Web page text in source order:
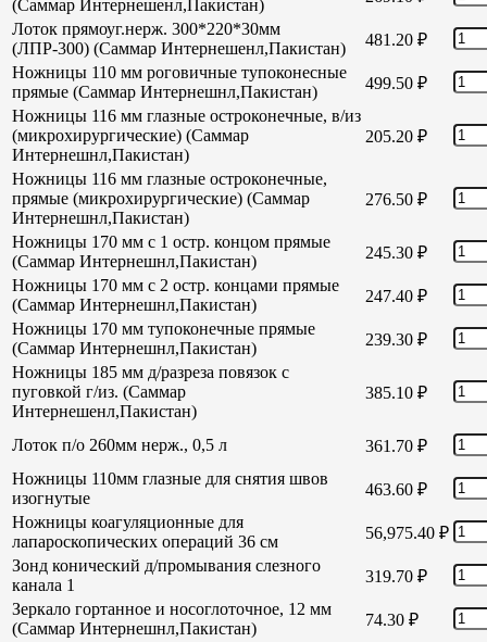
(Саммар Интернешенл,Пакистан)
Лоток прямоуг.нерж. 300*220*30мм
(ЛПР-300) (Саммар Интернешенл,Пакистан)
481.20 ₽
Ножницы 110 мм роговичные тупоконесные
прямые (Саммар Интернешнл,Пакистан)
499.50 ₽
Ножницы 116 мм глазные остроконечные, в/из
(микрохирургические) (Саммар
Интернешнл,Пакистан)
205.20 ₽
Ножницы 116 мм глазные остроконечные,
прямые (микрохирургические) (Саммар
Интернешнл,Пакистан)
276.50 ₽
Ножницы 170 мм с 1 остр. концом прямые
(Саммар Интернешнл,Пакистан)
245.30 ₽
Ножницы 170 мм с 2 остр. концами прямые
(Саммар Интернешнл,Пакистан)
247.40 ₽
Ножницы 170 мм тупоконечные прямые
(Саммар Интернешнл,Пакистан)
239.30 ₽
Ножницы 185 мм д/разреза повязок с
пуговкой г/из. (Саммар
Интернешенл,Пакистан)
385.10 ₽
Лоток п/о 260мм нерж., 0,5 л 361.70 ₽
Ножницы 110мм глазные для снятия швов
изогнутые
463.60 ₽
Ножницы коагуляционные для
лапароскопических операций 36 см
56,975.40 ₽
Зонд конический д/промывания слезного
канала 1
319.70 ₽
Зеркало гортанное и носоглоточное, 12 мм
(Саммар Интернешнл,Пакистан)
74.30 ₽